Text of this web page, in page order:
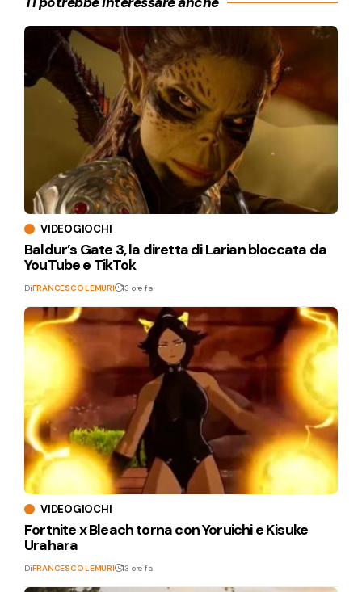
VIDEOGIOCHI
Baldur’s Gate 3, la diretta di Larian bloccata da
YouTube e TikTok
DiFRANCESCO LEMURI 13 ore fa
VIDEOGIOCHI
Fortnite x Bleach torna con Yoruichi e Kisuke
Urahara
DiFRANCESCO LEMURI 13 ore fa